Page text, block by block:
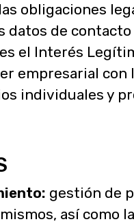
obligaciones
datos de
el Interés
empresarial
individuales y
gestión de
así como